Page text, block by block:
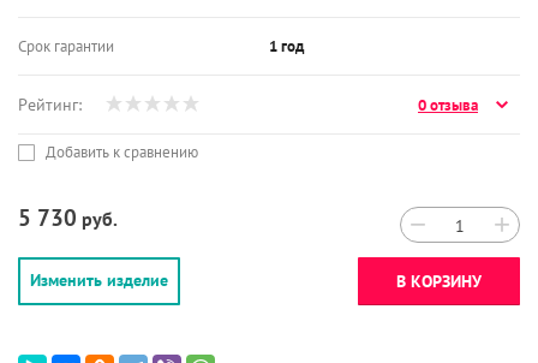
Срок гарантии 1 год
Рейтинг: 0 отзыва
Добавить к сравнению
5 730 руб. − +
Изменить изделие В КОРЗИНУ